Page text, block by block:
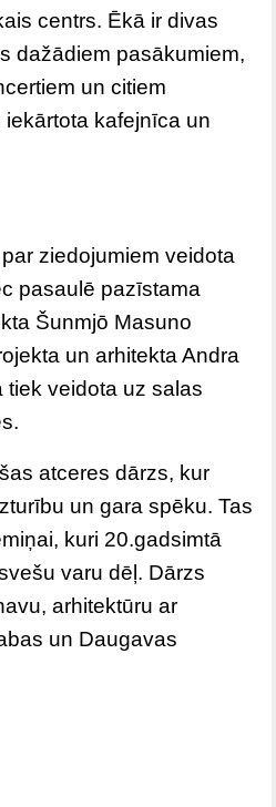
centrs. Ēkā ir divas
dažādiem pasākumiem,
un citiem
kafejnīca un
ziedojumiem veidota
pasaulē pazīstama
Šunmjō Masuno
un arhitekta Andra
veidota uz salas
atceres dārzs, kur
un gara spēku. Tas
kuri 20.gadsimtā
varu dēļ. Dārzs
arhitektūru ar
un Daugavas